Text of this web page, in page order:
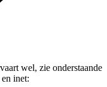
wel, zie onderstaande
inet: